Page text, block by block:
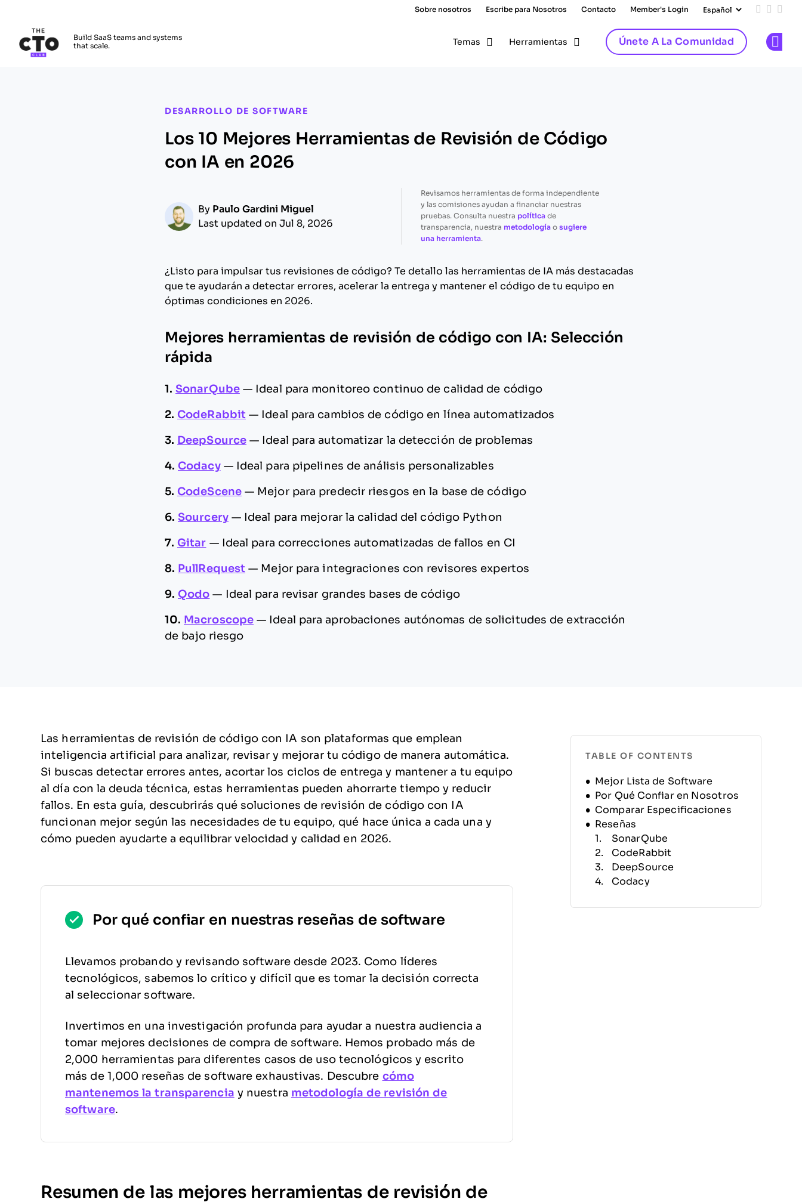
Sobre nosotros Escribe para Nosotros Contacto Member's Login Add us
Follow
Build SaaS teams and systems
that scale.
Temas Herramientas Únete A La Comunidad
DESARROLLO DE SOFTWARE
Los 10 Mejores Herramientas de Revisión de Código
con IA en 2026
By Paulo Gardini Miguel
Last updated on Jul 8, 2026
Revisamos herramientas de forma independiente
y las comisiones ayudan a financiar nuestras
pruebas. Consulta nuestra políticade
transparencia, nuestra metodologíao sugiere
una herramienta.
¿Listo para impulsar tus revisiones de código? Te detallo las herramientas de IA más destacadas
que te ayudarán a detectar errores, acelerar la entrega y mantener el código de tu equipo en
óptimas condiciones en 2026.
Mejores herramientas de revisión de código con IA: Selección
rápida
1. SonarQube — Ideal para monitoreo continuo de calidad de código
2. CodeRabbit — Ideal para cambios de código en línea automatizados
3. DeepSource — Ideal para automatizar la detección de problemas
4. Codacy — Ideal para pipelines de análisis personalizables
5. CodeScene — Mejor para predecir riesgos en la base de código
6. Sourcery — Ideal para mejorar la calidad del código Python
7. Gitar — Ideal para correcciones automatizadas de fallos en CI
8. PullRequest — Mejor para integraciones con revisores expertos
9. Qodo — Ideal para revisar grandes bases de código
10. Macroscope — Ideal para aprobaciones autónomas de solicitudes de extracción
de bajo riesgo
Las herramientas de revisión de código con IA son plataformas que emplean
inteligencia artificial para analizar, revisar y mejorar tu código de manera automática.
Si buscas detectar errores antes, acortar los ciclos de entrega y mantener a tu equipo
al día con la deuda técnica, estas herramientas pueden ahorrarte tiempo y reducir
fallos. En esta guía, descubrirás qué soluciones de revisión de código con IA
funcionan mejor según las necesidades de tu equipo, qué hace única a cada una y
cómo pueden ayudarte a equilibrar velocidad y calidad en 2026.
Por qué confiar en nuestras reseñas de software
Llevamos probando y revisando software desde 2023. Como líderes
tecnológicos, sabemos lo crítico y difícil que es tomar la decisión correcta
al seleccionar software.
Invertimos en una investigación profunda para ayudar a nuestra audiencia a
tomar mejores decisiones de compra de software. Hemos probado más de
2,000 herramientas para diferentes casos de uso tecnológicos y escrito
más de 1,000 reseñas de software exhaustivas. Descubre cómo
mantenemos la transparencia y nuestra metodología de revisión de
software.
Resumen de las mejores herramientas de revisión de
TABLE OF CONTENTS
Mejor Lista de Software
Por Qué Confiar en Nosotros
Comparar Especificaciones
Reseñas
SonarQube
CodeRabbit
DeepSource
Codacy
Sourcery